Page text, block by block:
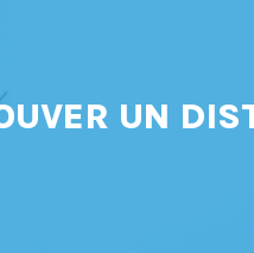
UN